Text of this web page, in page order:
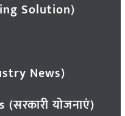
Solution)
News)
योजनाएं)